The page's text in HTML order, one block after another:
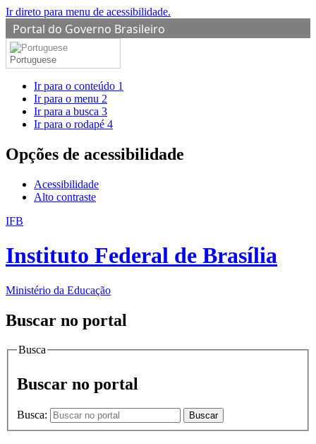
Ir direto para menu de acessibilidade.
Portal do Governo Brasileiro
Portuguese
Ir para o conteúdo 1
Ir para o menu 2
Ir para a busca 3
Ir para o rodapé 4
Opções de acessibilidade
Acessibilidade
Alto contraste
IFB
Instituto Federal de Brasília
Ministério da Educação
Buscar no portal
Busca
Buscar no portal
Busca: Buscar